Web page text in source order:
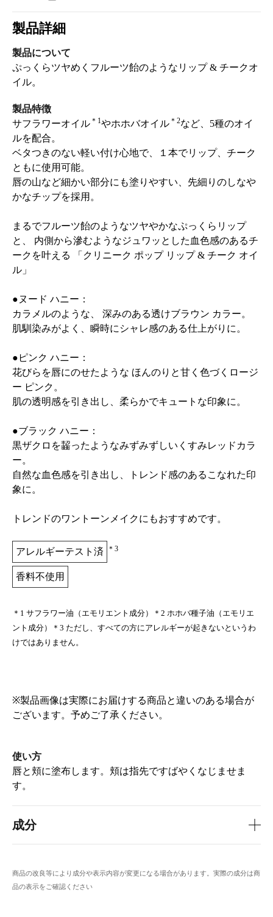
成分
商品の改良等により成分や表示内容が変更になる場合があります。実際の成分は商
品の表示をご確認ください
製品詳細
製品について
ぷっくらツヤめくフルーツ飴のようなリップ & チークオ
イル。
製品特徴
サフラワーオイル ＊1やホホバオイル ＊2など、5種のオイ
ルを配合。
ベタつきのない軽い付け心地で、１本でリップ、チーク
ともに使用可能。
唇の山など細かい部分にも塗りやすい、先細りのしなや
かなチップを採用。
まるでフルーツ飴のようなツヤやかなぷっくらリップ
と、 内側から滲むようなジュワッとした血色感のあるチ
ークを叶える 「クリニーク ポップ リップ & チーク オイ
ル」
●ヌード ハニー：
カラメルのような、 深みのある透けブラウン カラー。
肌馴染みがよく、瞬時にシャレ感のある仕上がりに。
●ピンク ハニー：
花びらを唇にのせたような ほんのりと甘く色づくロージ
ー ピンク。
肌の透明感を引き出し、柔らかでキュートな印象に。
●ブラック ハニー：
黒ザクロを齧ったようなみずみずしいくすみレッドカラ
ー。
自然な血色感を引き出し、トレンド感のあるこなれた印
象に。
トレンドのワントーンメイクにもおすすめです。
アレルギーテスト済 ＊3
香料不使用
＊1 サフラワー油（エモリエント成分）＊2 ホホバ種子油（エモリエ
ント成分）＊3 ただし、すべての方にアレルギーが起きないというわ
けではありません。
※製品画像は実際にお届けする商品と違いのある場合が
ございます。予めご了承ください。
使い方
唇と頬に塗布します。頬は指先ですばやくなじませま
す。​